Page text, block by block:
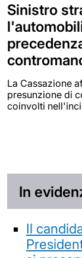
Sinistro
La Cassazione
presunzione di
coinvolti
In
Il